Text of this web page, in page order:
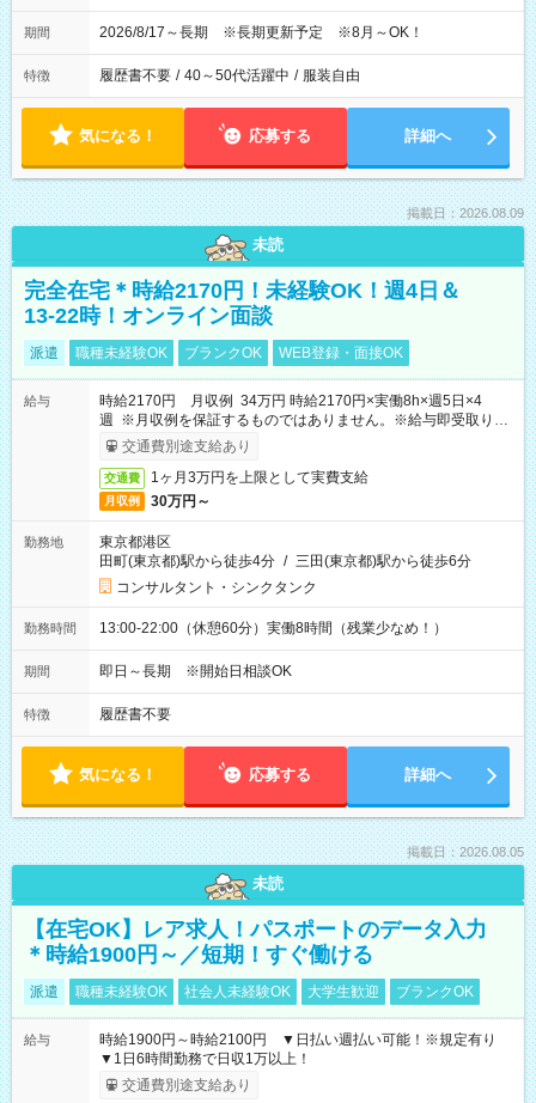
期間 2026/8/17～長期 ※長期更新予定 ※8月～OK！
特徴 履歴書不要 / 40～50代活躍中 / 服装自由
気になる！ 応募する 詳細へ
掲載日：2026.08.09
未読
完全在宅＊時給2170円！未経験OK！週4日＆
13-22時！オンライン面談
派遣 職種未経験OK ブランクOK WEB登録・面接OK
給与
時給2170円 月収例 34万円 時給2170円×実働8h×週5日×4
週 ※月収例を保証するものではありません。※給与即受取りサ
ービス利用可（利用条件有）
交通費別途支給あり
交通費 1ヶ月3万円を上限として実費支給
月収例 30万円～
勤務地
東京都港区
田町(東京都)駅から徒歩4分 / 三田(東京都)駅から徒歩6分
コンサルタント・シンクタンク
勤務時間 13:00-22:00（休憩60分）実働8時間（残業少なめ！）
期間 即日～長期 ※開始日相談OK
特徴 履歴書不要
気になる！ 応募する 詳細へ
掲載日：2026.08.05
未読
【在宅OK】レア求人！パスポートのデータ入力
＊時給1900円～／短期！すぐ働ける
派遣 職種未経験OK 社会人未経験OK 大学生歓迎 ブランクOK
給与
時給1900円～時給2100円 ▼日払い週払い可能！※規定有り
▼1日6時間勤務で日収1万以上！
交通費別途支給あり